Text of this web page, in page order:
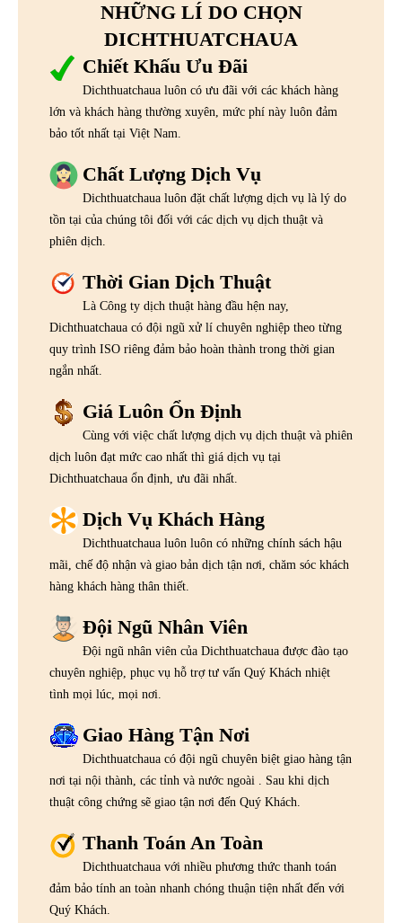
NHỮNG LÍ DO CHỌN
DICHTHUATCHAUA
Chiết Khấu Ưu Đãi
Dichthuatchaua luôn có ưu đãi với các khách hàng
lớn và khách hàng thường xuyên, mức phí này luôn đảm
bảo tốt nhất tại Việt Nam.
Chất Lượng Dịch Vụ
Dichthuatchaua luôn đặt chất lượng dịch vụ là lý do
tồn tại của chúng tôi đối với các dịch vụ dịch thuật và
phiên dịch.
Thời Gian Dịch Thuật
Là Công ty dịch thuật hàng đầu hện nay,
Dichthuatchaua có đội ngũ xử lí chuyên nghiệp theo từng
quy trình ISO riêng đảm bảo hoàn thành trong thời gian
ngắn nhất.
Giá Luôn Ổn Định
Cùng với việc chất lượng dịch vụ dịch thuật và phiên
dịch luôn đạt mức cao nhất thì giá dịch vụ tại
Dichthuatchaua ổn định, ưu đãi nhất.
Dịch Vụ Khách Hàng
Dichthuatchaua luôn luôn có những chính sách hậu
mãi, chế độ nhận và giao bản dịch tận nơi, chăm sóc khách
hàng khách hàng thân thiết.
Đội Ngũ Nhân Viên
Đội ngũ nhân viên của Dichthuatchaua được đào tạo
chuyên nghiệp, phục vụ hỗ trợ tư vấn Quý Khách nhiệt
tình mọi lúc, mọi nơi.
Giao Hàng Tận Nơi
Dichthuatchaua có đội ngũ chuyên biệt giao hàng tận
nơi tại nội thành, các tỉnh và nước ngoài . Sau khi dịch
thuật công chứng sẽ giao tận nơi đến Quý Khách.
Thanh Toán An Toàn
Dichthuatchaua với nhiều phương thức thanh toán
đảm bảo tính an toàn nhanh chóng thuận tiện nhất đến với
Quý Khách.